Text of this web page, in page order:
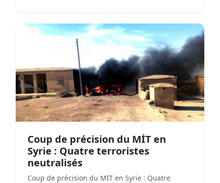
Coup de précision du MİT en
Syrie : Quatre terroristes
neutralisés
Coup de précision du MİT en Syrie : Quatre